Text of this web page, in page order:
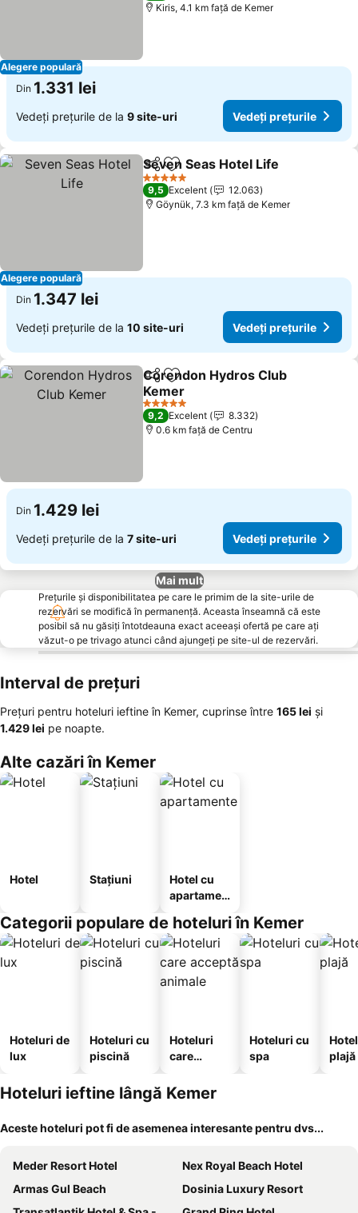
Alegere populară
Kiris, 4.1 km faţă de Kemer
Din 1.331 lei
Vedeți prețurile de la 9 site-uri Vedeți prețurile
Alegere populară
DistribuițiAdăugaţi la favorite
Seven Seas Hotel Life
5 Stele
9,5 Excelent
12.063
Göynük, 7.3 km faţă de Kemer
Din 1.347 lei
Vedeți prețurile de la 10 site-uri Vedeți prețurile
DistribuițiAdăugaţi la favorite
Corendon Hydros Club
Kemer
Vedeți prețurile
5 Stele
9,2 Excelent
8.332
0.6 km faţă de Centru
Din 1.429 lei
Vedeți prețurile de la 7 site-uri Vedeți prețurile
Mai mult
Prețurile și disponibilitatea pe care le primim de la site-urile de
rezervări se modifică în permanență. Aceasta înseamnă că este
posibil să nu găsiți întotdeauna exact aceeași ofertă pe care ați
văzut-o pe trivago atunci când ajungeți pe site-ul de rezervări.
Interval de prețuri
Prețuri pentru hoteluri ieftine în Kemer, cuprinse între ‎165 lei și
‎1.429 lei pe noapte.
Alte cazări în Kemer
Hotel Stațiuni
Hotel cu
apartamen
Categorii populare de hoteluri în Kemer
Hoteluri de
lux
Hoteluri cu
piscină
Hoteluri
care
animale
Hoteluri cu
spa
plajă
Hoteluri ieftine lângă Kemer
Aceste hoteluri pot fi de asemenea interesante pentru dvs...
Meder Resort Hotel
Nex Royal Beach Hotel
Armas Gul Beach
Dosinia Luxury Resort